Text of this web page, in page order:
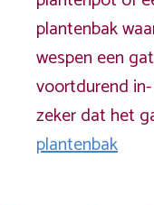
plantenbak
wespen een
voortdurend
zeker dat het
plantenbak